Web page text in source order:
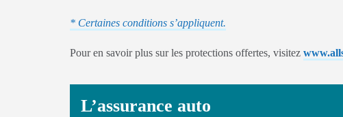
* Certaines conditions s’appliquent.
Pour en savoir plus sur les protections offertes, visitez
L’assurance auto